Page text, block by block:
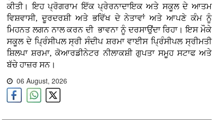
ਕੀਤੀ। ਇਹ ਪ੍ਰੋਗਰਾਮ ਇੱਕ ਪ੍ਰੇਰਨਾਦਾਇਕ ਅਤੇ ਸਕੂਲ ਦੇ ਆਤਮ
ਵਿਸ਼ਵਾਸੀ, ਦੂਰਦਰਸ਼ੀ ਅਤੇ ਭਵਿੱਖ ਦੇ ਨੇਤਾਵਾਂ ਅਤੇ ਆਪਣੇ ਕੰਮ ਨੂੰ
ਮਿਹਨਤ ਲਗਨ ਨਾਲ ਕਰਨ ਦੀ ਭਾਵਨਾ ਨੂੰ ਦਰਸਾਉਂਦਾ ਰਿਹਾ। ਇਸ ਮੌਕੇ
ਸਕੂਲ ਦੇ ਪ੍ਰਿੰਸੀਪਲ ਸ੍ਰੀ ਸੰਦੀਪ ਸ਼ਰਮਾ ਵਾਈਸ ਪ੍ਰਿੰਸੀਪਲ ਸ੍ਰੀਮਤੀ
ਸ਼ਿਲਪਾ ਸ਼ਰਮਾ, ਕੋਆਰਡੀਨੇਟਰ ਨੀਲਾਕਸ਼ੀ ਗੁਪਤਾ ਸਮੂਹ ਸਟਾਫ ਅਤੇ
ਬੱਚੇ ਹਾਜ਼ਰ ਸਨ।
06 August, 2026